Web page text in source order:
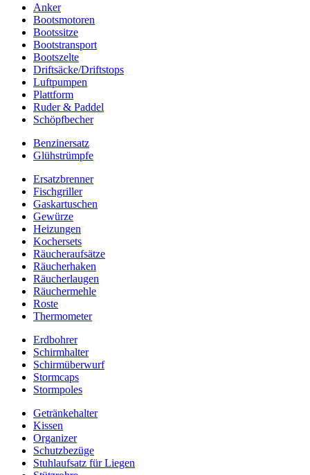
Anker
Bootsmotoren
Bootssitze
Bootstransport
Bootszelte
Driftsäcke/Driftstops
Luftpumpen
Plattform
Ruder & Paddel
Schöpfbecher
Benzinersatz
Glühstrümpfe
Ersatzbrenner
Fischgriller
Gaskartuschen
Gewürze
Heizungen
Kochersets
Räucheraufsätze
Räucherhaken
Räucherlaugen
Räuchermehle
Roste
Thermometer
Erdbohrer
Schirmhalter
Schirmüberwurf
Stormcaps
Stormpoles
Getränkehalter
Kissen
Organizer
Schutzbezüge
Stuhlaufsatz für Liegen